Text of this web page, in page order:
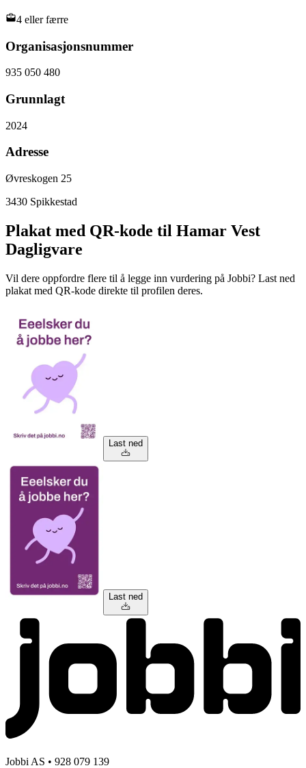
4 eller færre
Organisasjonsnummer
935 050 480
Grunnlagt
2024
Adresse
Øvreskogen 25
3430 Spikkestad
Plakat med QR-kode til Hamar Vest
Dagligvare
Vil dere oppfordre flere til å legge inn vurdering på Jobbi? Last ned
plakat med QR-kode direkte til profilen deres.
Last ned
Last ned
Jobbi AS • 928 079 139